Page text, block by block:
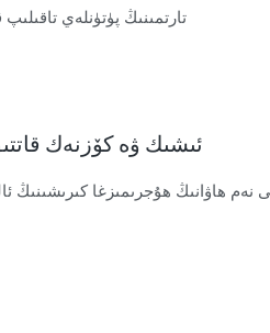
تارتمىنىڭ پۈتۈنلەي
ئىشىك ۋە كۆزنەك